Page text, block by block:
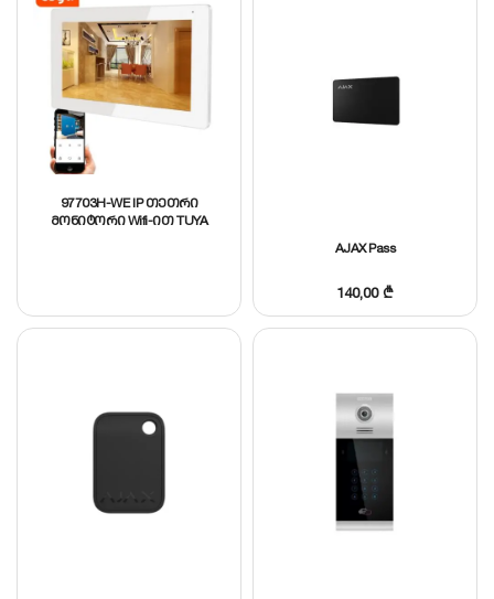
97703H-WE IP თეთრი
მონიტორი Wifi-ით TUYA
AJAX Pass
140,00₾